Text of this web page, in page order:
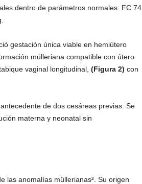
dentro de parámetros normales: FC 74
gestación única viable en hemiútero
mülleriana compatible con útero
vaginal longitudinal, (Figura 2) con
de dos cesáreas previas. Se
materna y neonatal sin
las anomalías müllerianas². Su origen